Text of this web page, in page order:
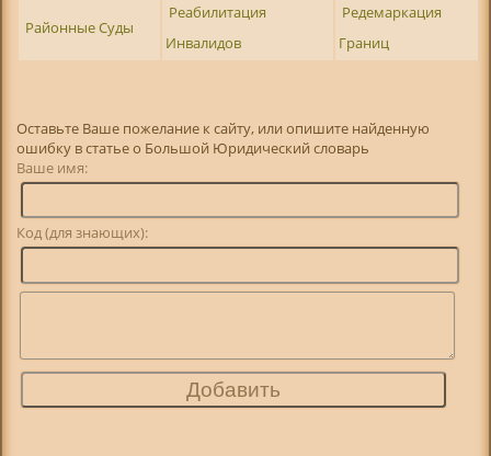
Районные Суды
Реабилитация
Инвалидов
Редемаркация
Границ
Оставьте Ваше пожелание к сайту, или опишите найденную
ошибку в статье о Большой Юридический словарь
Ваше имя:
Код (для знающих):